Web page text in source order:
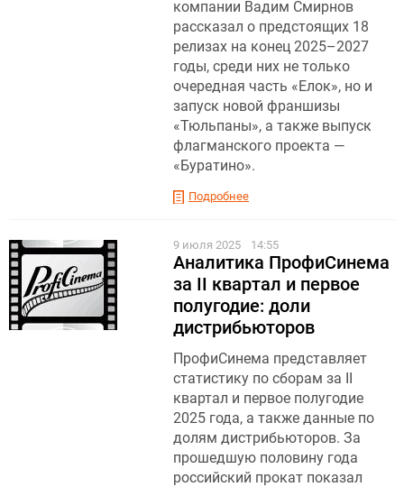
компании Вадим Смирнов
рассказал о предстоящих 18
релизах на конец 2025–2027
годы, среди них не только
очередная часть «Елок», но и
запуск новой франшизы
«Тюльпаны», а также выпуск
флагманского проекта —
«Буратино».
Подробнее
9 июля 2025 14:55
Аналитика ПрофиСинема
за II квартал и первое
полугодие: доли
дистрибьюторов
ПрофиСинема представляет
статистику по сборам за II
квартал и первое полугодие
2025 года, а также данные по
долям дистрибьюторов. За
прошедшую половину года
российский прокат показал